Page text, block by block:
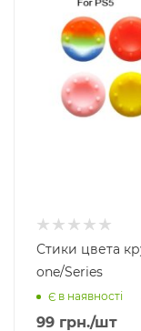
Стики цвета
one/Series
Є в наявності
99 грн./шт